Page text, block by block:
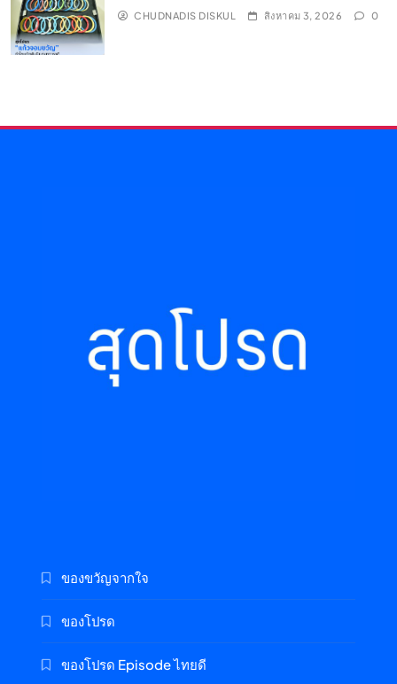
CHUDNADIS DISKUL สิงหาคม 3, 2026 0
ของขวัญจากใจ
ของโปรด
ของโปรด Episode ไทยดี